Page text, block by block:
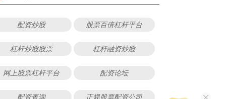
配资炒股 股票百倍杠杆平台
杠杆炒股股票 杠杆融资炒股
网上股票杠杆平台 配资论坛
配资查询 正规股票配资公司